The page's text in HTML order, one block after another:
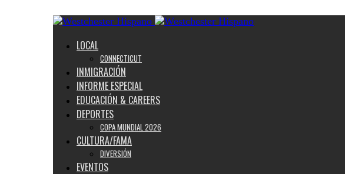
LOCAL
CONNECTICUT
INMIGRACIÓN
INFORME ESPECIAL
EDUCACIÓN & CAREERS
DEPORTES
COPA MUNDIAL 2026
CULTURA/FAMA
DIVERSIÓN
EVENTOS